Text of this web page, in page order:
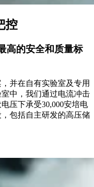
控
高的安全和质量标
并在自有实验室及专用
中，我们通过电流冲击
压下承受30,000安培电
包括自主研发的高压储